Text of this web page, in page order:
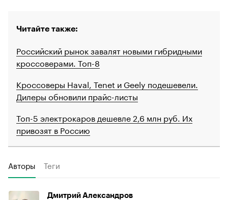
Читайте также:
Российский рынок завалят новыми гибридными
кроссоверами. Топ-8
Кроссоверы Haval, Tenet и Geely подешевели.
Дилеры обновили прайс-листы
Топ-5 электрокаров дешевле 2,6 млн руб. Их
привозят в Россию
Авторы Теги
Дмитрий Александров